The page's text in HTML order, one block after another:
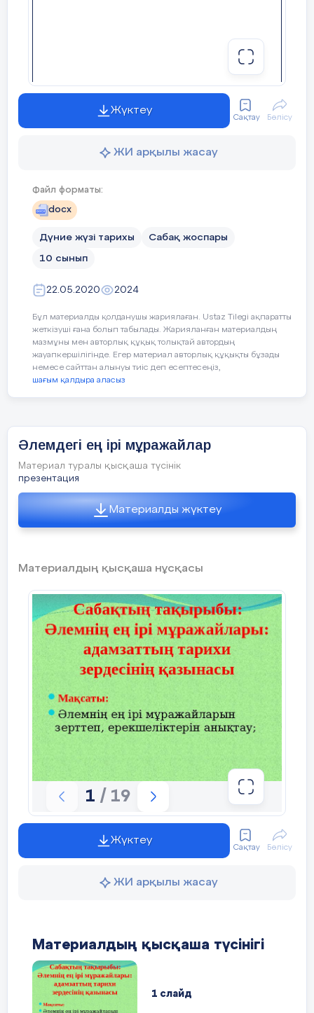
Қызығушылықты ояту:
Дүниежүзінің ең ірі мұражайлары
І-топ: ҚР Ұлттық мұражайы
ІІ-топ: Египет ұлттық мұражайы
-Мысыр мұражайының ерекшелігі
Мұғалім алдын-ала әр түрлі
негізделген таратпа материалдар
Мысыр мұражайдың құрылу
құрылымының ерекшеліктері мен
беретін блок-схема немесе кластер жасау
Жүктеу
Сақтау Бөлісу
ЖИ арқылы жасау
Файл форматы:
docx
Дүние жүзі тарихы Сабақ жоспары
10 сынып
22.05.2020 2024
Бұл материалды қолданушы жариялаған. Ustaz Tilegi ақпаратты
жеткізуші ғана болып табылады. Жарияланған материалдың
мазмұны мен авторлық құқық толықтай автордың
жауапкершілігінде. Егер материал авторлық құқықты бұзады
немесе сайттан алынуы тиіс деп есептесеңіз,
шағым қалдыра аласыз
Әлемдегі ең ірі мұражайлар
Материал туралы қысқаша түсінік
презентация
Материалды жүктеу
Материалдың қысқаша нұсқасы
1 / 19
Жүктеу
Сақтау Бөлісу
ЖИ арқылы жасау
Материалдың қысқаша түсінігі
1 слайд